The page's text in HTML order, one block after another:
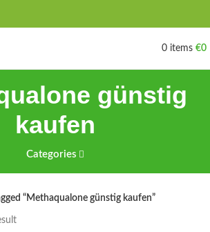
0 items €0
günstig
kaufen
Categories
“Methaqualone günstig kaufen”